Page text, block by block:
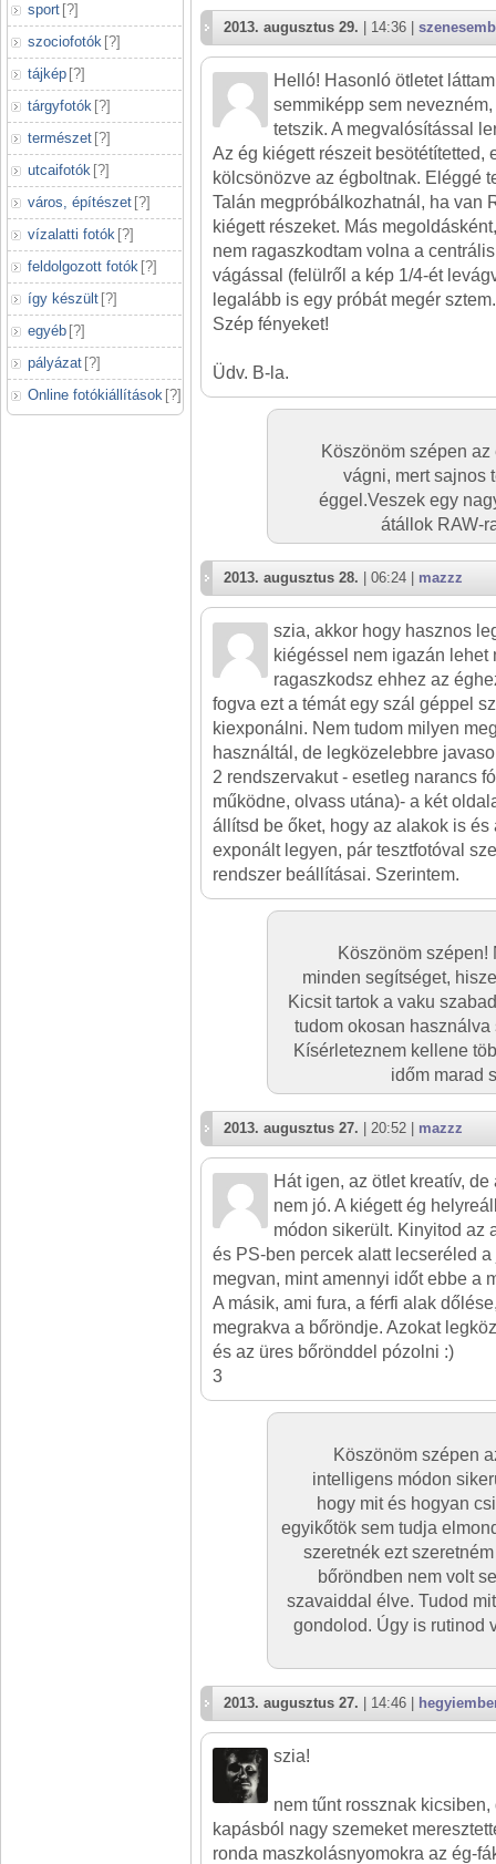
sport [?]
szociofotók [?]
tájkép [?]
tárgyfotók [?]
természet [?]
utcaifotók [?]
város, építészet [?]
vízalatti fotók [?]
feldolgozott fotók [?]
így készült [?]
egyéb [?]
pályázat [?]
Online fotókiállítások [?]
2013. augusztus 29. | 14:36 |
Helló! Hasonló ötletet
semmiképp sem
tetszik. A megvalósítással
Az ég kiégett részeit besötétítetted,
kölcsönözve az égboltnak. Eléggé
Talán megpróbálkozhatnál, ha van
kiégett részeket. Más
nem ragaszkodtam volna a
vágással (felülről a kép 1/4-ét
legalább is egy próbát megér sztem.
Szép fényeket!
Üdv. B-la.
Köszönöm szépen
vágni, mert sajnos
éggel.Veszek egy
átállok RAW-
2013. augusztus 28. | 06:24 | mazzz
szia, akkor hogy hasznos
kiégéssel nem igazán lehet
ragaszkodsz ehhez az
fogva ezt a témát egy szál géppel
kiexponálni. Nem tudom milyen
használtál, de legközelebbre
2 rendszervakut - esetleg narancs
működne, olvass utána)- a két
állítsd be őket, hogy az alakok is és
exponált legyen, pár tesztfotóval
rendszer beállításai. Szerintem.
Köszönöm
minden segítséget,
Kicsit tartok a vaku
tudom okosan
Kísérleteznem kellene
időm marad
2013. augusztus 27. | 20:52 | mazzz
Hát igen, az ötlet kreatív,
nem jó. A kiégett ég
módon sikerült. Kinyitod az
és PS-ben percek alatt lecseréled
megvan, mint amennyi időt ebbe a
A másik, ami fura, a férfi alak
megrakva a bőröndje. Azokat
és az üres bőrönddel pózolni :)
3
Köszönöm szépen
intelligens módon
hogy mit és hogyan
egyikőtök sem tudja
szeretnék ezt
bőröndben nem volt
szavaiddal élve. Tudod
gondolod. Úgy is rutinod
2013. augusztus 27. | 14:46 |
szia!
nem tűnt rossznak kicsiben,
kapásból nagy szemeket
ronda maszkolásnyomokra az ég-